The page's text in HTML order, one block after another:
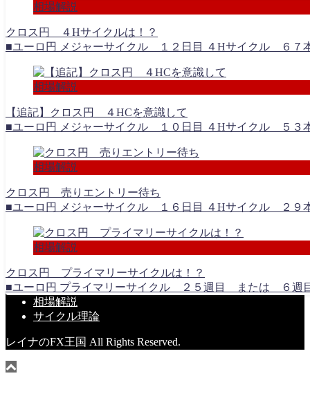
相場解説
クロス円 ４Hサイクルは！？
■ユーロ円 メジャーサイクル １２日目 ４Hサイクル ６７
相場解説
【追記】クロス円 ４HCを意識して
■ユーロ円 メジャーサイクル １０日目 ４Hサイクル ５３
相場解説
クロス円 売りエントリー待ち
■ユーロ円 メジャーサイクル １６日目 ４Hサイクル ２９
相場解説
クロス円 プライマリーサイクルは！？
■ユーロ円 プライマリーサイクル ２５週目 または ６週
相場解説
サイクル理論
レイナのFX王国 All Rights Reserved.